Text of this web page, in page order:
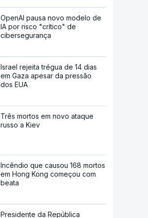
OpenAI pausa novo modelo de
IA por risco "crítico" de
cibersegurança
Israel rejeita trégua de 14 dias
em Gaza apesar da pressão
dos EUA
Três mortos em novo ataque
russo a Kiev
Incêndio que causou 168 mortos
em Hong Kong começou com
beata
Presidente da República